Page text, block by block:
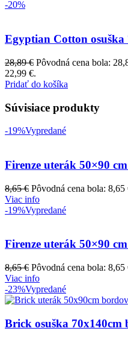
-20%
Egyptian Cotton osuška
28,89€ Pôvodná cena bola:
22,99 €.
Pridať do košíka
Súvisiace produkty
-19%Vypredané
Firenze uterák 50×90
8,65€ Pôvodná cena bola: 8,65
Viac info
-19%Vypredané
Firenze uterák 50×90
8,65€ Pôvodná cena bola: 8,65
Viac info
-23%Vypredané
Brick osuška 70x140cm